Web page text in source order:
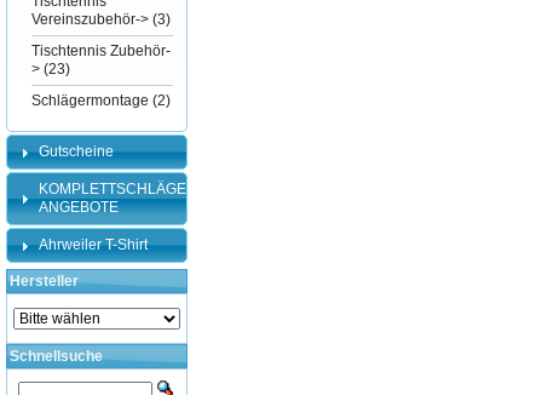
Vereinszubehör-> (3)
Tischtennis Zubehör-
> (23)
Schlägermontage (2)
Gutscheine
KOMPLETTSCHLÄGER-
ANGEBOTE
Ahrweiler T-Shirt
Hersteller
Schnellsuche